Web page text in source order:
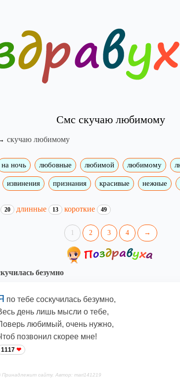
Смс скучаю любимому
скучаю любимому
на ночь любовные любимой любимому
извинения признания красивые нежные
20 длинные 13 короткие 49
1 2 3 4 →
безумно
по тебе соскучилась безумно,
день лишь мысли о тебе,
любимый, очень нужно,
позвонил скорее мне!
1117
Принадлежит сайту. Автор: mari141219